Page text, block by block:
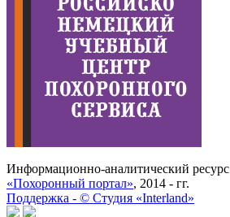
Информационно-аналитический ресурс
«Похоронный портал», 2014 - гг.
Поддержка - © Cтудия «Interland»